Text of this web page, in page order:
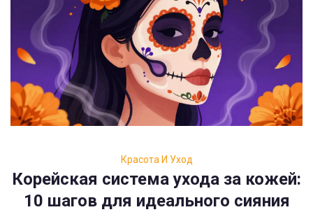
Красота И Уход
Корейская система ухода за кожей:
10 шагов для идеального сияния